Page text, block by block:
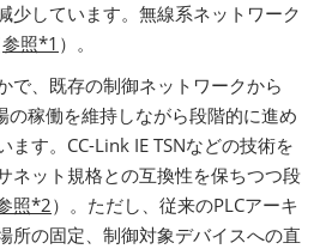
少しています。無線系ネットワーク
参照*1 ）。
で、既存の制御ネットワークから
の稼働を維持しながら段階的に進め
ます。CC-Link IE TSNなどの技術を
ネット規格との互換性を保ちつつ段
照*2）。ただし、従来のPLCアーキ
所の固定、制御対象デバイスへの直